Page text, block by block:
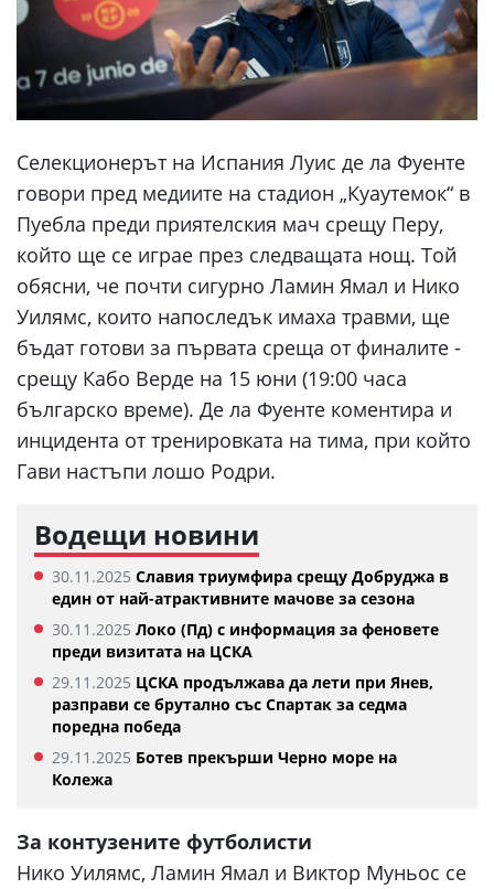
Селекционерът на Испания Луис де ла Фуенте
говори пред медиите на стадион „Куаутемок“ в
Пуебла преди приятелския мач срещу Перу,
който ще се играе през следващата нощ. Той
обясни, че почти сигурно Ламин Ямал и Нико
Уилямс, които напоследък имаха травми, ще
бъдат готови за първата среща от финалите -
срещу Кабо Верде на 15 юни (19:00 часа
българско време). Де ла Фуенте коментира и
инцидента от тренировката на тима, при който
Гави настъпи лошо Родри.
Водещи новини
30.11.2025 Славия триумфира срещу Добруджа в
един от най-атрактивните мачове за сезона
30.11.2025 Локо (Пд) с информация за феновете
преди визитата на ЦСКА
29.11.2025 ЦСКА продължава да лети при Янев,
разправи се брутално със Спартак за седма
поредна победа
29.11.2025 Ботев прекърши Черно море на
Колежа
За контузените футболисти
Нико Уилямс, Ламин Ямал и Виктор Муньос се